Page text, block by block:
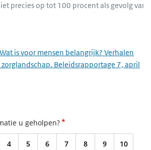
precies op tot 100 procent als gevolg van
is voor mensen belangrijk? Verhalen
Beleidsrapportage 7, april
u geholpen?*
4 5 6 7 8 9 10